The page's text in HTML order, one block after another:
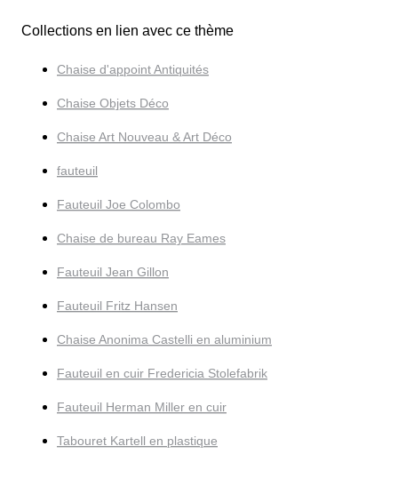
Collections en lien avec ce thème
Chaise d'appoint Antiquités
Chaise Objets Déco
Chaise Art Nouveau & Art Déco
fauteuil
Fauteuil Joe Colombo
Chaise de bureau Ray Eames
Fauteuil Jean Gillon
Fauteuil Fritz Hansen
Chaise Anonima Castelli en aluminium
Fauteuil en cuir Fredericia Stolefabrik
Fauteuil Herman Miller en cuir
Tabouret Kartell en plastique